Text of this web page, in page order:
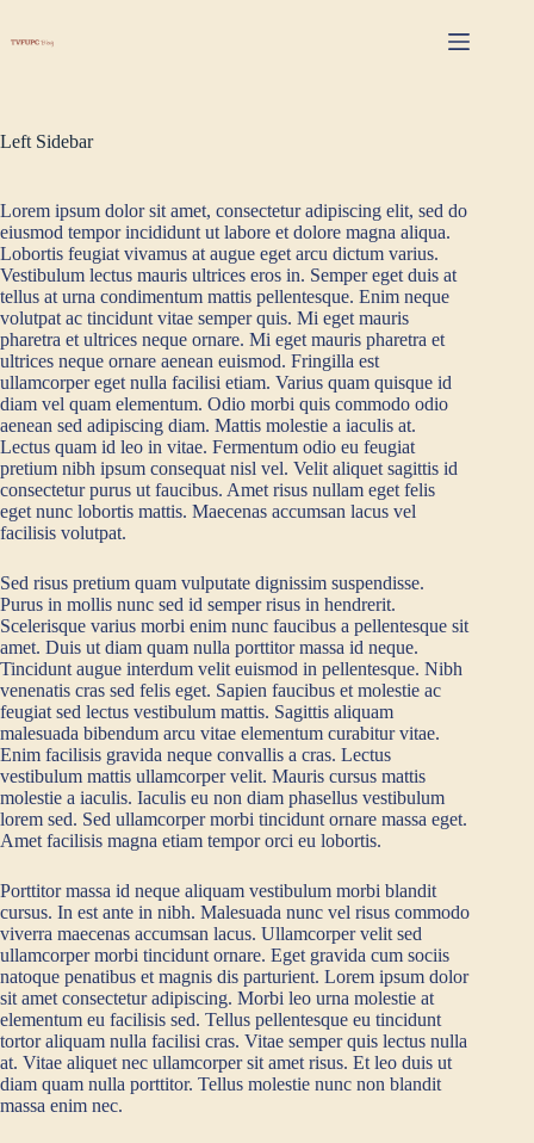
content
Left Sidebar
Lorem ipsum dolor sit amet, consectetur adipiscing elit, sed do
eiusmod tempor incididunt ut labore et dolore magna aliqua.
Lobortis feugiat vivamus at augue eget arcu dictum varius.
Vestibulum lectus mauris ultrices eros in. Semper eget duis at
tellus at urna condimentum mattis pellentesque. Enim neque
volutpat ac tincidunt vitae semper quis. Mi eget mauris
pharetra et ultrices neque ornare. Mi eget mauris pharetra et
ultrices neque ornare aenean euismod. Fringilla est
ullamcorper eget nulla facilisi etiam. Varius quam quisque id
diam vel quam elementum. Odio morbi quis commodo odio
aenean sed adipiscing diam. Mattis molestie a iaculis at.
Lectus quam id leo in vitae. Fermentum odio eu feugiat
pretium nibh ipsum consequat nisl vel. Velit aliquet sagittis id
consectetur purus ut faucibus. Amet risus nullam eget felis
eget nunc lobortis mattis. Maecenas accumsan lacus vel
facilisis volutpat.
Sed risus pretium quam vulputate dignissim suspendisse.
Purus in mollis nunc sed id semper risus in hendrerit.
Scelerisque varius morbi enim nunc faucibus a pellentesque sit
amet. Duis ut diam quam nulla porttitor massa id neque.
Tincidunt augue interdum velit euismod in pellentesque. Nibh
venenatis cras sed felis eget. Sapien faucibus et molestie ac
feugiat sed lectus vestibulum mattis. Sagittis aliquam
malesuada bibendum arcu vitae elementum curabitur vitae.
Enim facilisis gravida neque convallis a cras. Lectus
vestibulum mattis ullamcorper velit. Mauris cursus mattis
molestie a iaculis. Iaculis eu non diam phasellus vestibulum
lorem sed. Sed ullamcorper morbi tincidunt ornare massa eget.
Amet facilisis magna etiam tempor orci eu lobortis.
Porttitor massa id neque aliquam vestibulum morbi blandit
cursus. In est ante in nibh. Malesuada nunc vel risus commodo
viverra maecenas accumsan lacus. Ullamcorper velit sed
ullamcorper morbi tincidunt ornare. Eget gravida cum sociis
natoque penatibus et magnis dis parturient. Lorem ipsum dolor
sit amet consectetur adipiscing. Morbi leo urna molestie at
elementum eu facilisis sed. Tellus pellentesque eu tincidunt
tortor aliquam nulla facilisi cras. Vitae semper quis lectus nulla
at. Vitae aliquet nec ullamcorper sit amet risus. Et leo duis ut
diam quam nulla porttitor. Tellus molestie nunc non blandit
massa enim nec.